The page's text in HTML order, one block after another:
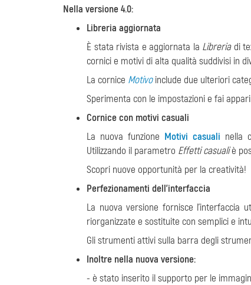
Nella versione 4.0:
Libreria aggiornata
È stata rivista e aggiornata la Libreriadi
cornici e motivi di alta qualità suddivisi in
La cornice Motivoinclude due ulteriori
Sperimenta con le impostazioni e fai
Cornice con motivi casuali
La nuova funzione Motivi casuali nella
Utilizzando il parametro Effetti casualiè
Scopri nuove opportunità per la creatività!
Perfezionamenti dell'interfaccia
La nuova versione fornisce l'interfaccia
riorganizzate e sostituite con semplici e
Gli strumenti attivi sulla barra degli
Inoltre nella nuova versione:
- è stato inserito il supporto per le